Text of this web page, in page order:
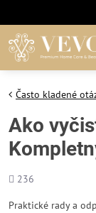
Často kladené
Ako
Počet
236
Praktické rady a